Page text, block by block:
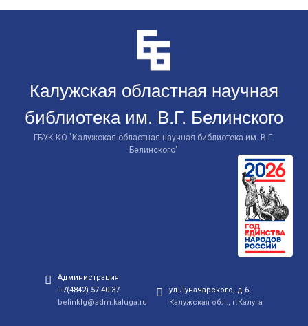
Калужская областная научная
библиотека им. В.Г. Белинского
ГБУК КО "Калужская областная научная библиотека им. В.Г.
Белинского"
Администрация
+7(4842) 57-40-37
belinklg@adm.kaluga.ru
ул.Луначарского, д.6
Калужская обл., г.Калуга